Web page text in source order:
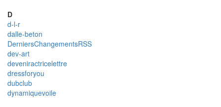
D
d-l-r
dalle-beton
DerniersChangementsRSS
dev-art
deveniractricelettre
dressforyou
dubclub
dynamiquevoile